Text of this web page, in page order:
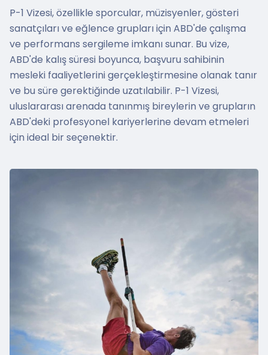
P-1 Vizesi, özellikle sporcular, müzisyenler, gösteri
sanatçıları ve eğlence grupları için ABD'de çalışma
ve performans sergileme imkanı sunar. Bu vize,
ABD'de kalış süresi boyunca, başvuru sahibinin
mesleki faaliyetlerini gerçekleştirmesine olanak tanır
ve bu süre gerektiğinde uzatılabilir. P-1 Vizesi,
uluslararası arenada tanınmış bireylerin ve grupların
ABD'deki profesyonel kariyerlerine devam etmeleri
için ideal bir seçenektir.